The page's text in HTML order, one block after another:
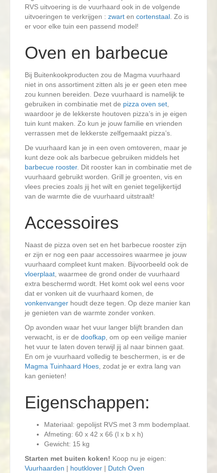
RVS uitvoering is de vuurhaard ook in de volgende
uitvoeringen te verkrijgen : zwart en cortenstaal. Zo is
er voor elke tuin een passend model!
Oven en barbecue
Bij Buitenkookproducten zou de Magma vuurhaard
niet in ons assortiment zitten als je er geen eten mee
zou kunnen bereiden. Deze vuurhaard is namelijk te
gebruiken in combinatie met de pizza oven set,
waardoor je de lekkerste houtoven pizza’s in je eigen
tuin kunt maken. Zo kun je jouw familie en vrienden
verrassen met de lekkerste zelfgemaakt pizza’s.
De vuurhaard kan je in een oven omtoveren, maar je
kunt deze ook als barbecue gebruiken middels het
barbecue rooster. Dit rooster kan in combinatie met de
vuurhaard gebruikt worden. Grill je groenten, vis en
vlees precies zoals jij het wilt en geniet tegelijkertijd
van de warmte die de vuurhaard uitstraalt!
Accessoires
Naast de pizza oven set en het barbecue rooster zijn
er zijn er nog een paar accessoires waarmee je jouw
vuurhaard compleet kunt maken. Bijvoorbeeld ook de
vloerplaat, waarmee de grond onder de vuurhaard
extra beschermd wordt. Het komt ook wel eens voor
dat er vonken uit de vuurhaard komen, de
vonkenvanger houdt deze tegen. Op deze manier kan
je genieten van de warmte zonder vonken.
Op avonden waar het vuur langer blijft branden dan
verwacht, is er de doofkap, om op een veilige manier
het vuur te laten doven terwijl jij al naar binnen gaat.
En om je vuurhaard volledig te beschermen, is er de
Magma Tuinhaard Hoes, zodat je er extra lang van
kan genieten!
Eigenschappen:
Materiaal: gepolijst RVS met 3 mm bodemplaat.
Afmeting: 60 x 42 x 66 (l x b x h)
Gewicht: 15 kg
Starten met buiten koken! Koop nu je eigen:
Vuurhaarden | houtklover | Dutch Oven